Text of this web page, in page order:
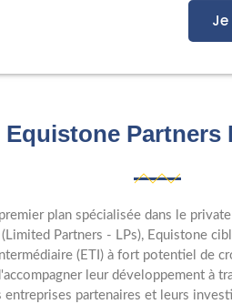
Equistone Partners
plan spécialisée dans le
Partners - LPs), Equistone
(ETI) à fort potentiel de
leur développement à
partenaires et leurs